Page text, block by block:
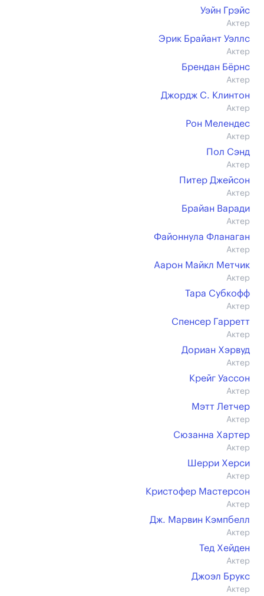
Уэйн Грэйс
Актер
Эрик Брайант Уэллс
Актер
Брендан Бёрнс
Актер
Джордж С. Клинтон
Актер
Рон Мелендес
Актер
Пол Сэнд
Актер
Питер Джейсон
Актер
Брайан Варади
Актер
Файоннула Фланаган
Актер
Аарон Майкл Метчик
Актер
Тара Субкофф
Актер
Спенсер Гарретт
Актер
Дориан Хэрвуд
Актер
Крейг Уассон
Актер
Мэтт Летчер
Актер
Сюзанна Хартер
Актер
Шерри Херси
Актер
Кристофер Мастерсон
Актер
Дж. Марвин Кэмпбелл
Актер
Тед Хейден
Актер
Джоэл Брукс
Актер